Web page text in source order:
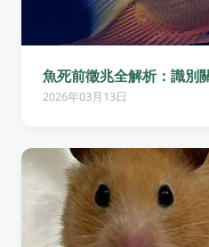
魚死前徵兆全解析：識別
2026年03月13日